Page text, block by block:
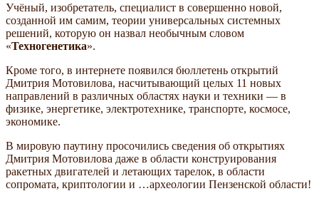
Учёный, изобретатель, специалист в совершенно новой,
созданной им самим, теории универсальных системных
решений, которую он назвал необычным словом
«Техногенетика».
Кроме того, в интернете появился бюллетень открытий
Дмитрия Мотовилова, насчитывающий целых 11 новых
направлений в различных областях науки и техники — в
физике, энергетике, электротехнике, транспорте, космосе,
экономике.
В мировую паутину просочились сведения об открытиях
Дмитрия Мотовилова даже в области конструирования
ракетных двигателей и летающих тарелок, в области
сопромата, криптологии и …археологии Пензенской области!